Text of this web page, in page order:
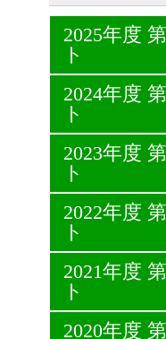
2025年度
ト
2024年度
ト
2023年度
ト
2022年度
ト
2021年度
ト
2020年度